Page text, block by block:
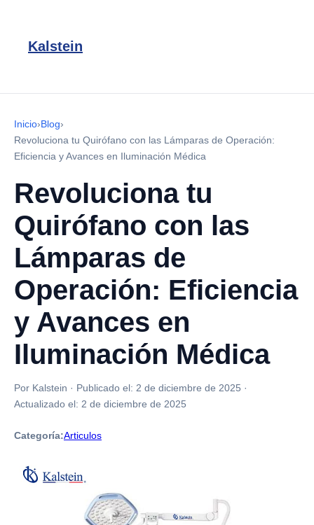
Kalstein
Inicio›Blog›
Revoluciona tu Quirófano con las Lámparas de Operación:
Eficiencia y Avances en Iluminación Médica
Revoluciona tu
Quirófano con las
Lámparas de
Operación: Eficiencia
y Avances en
Iluminación Médica
Por Kalstein · Publicado el: 2 de diciembre de 2025 ·
Actualizado el: 2 de diciembre de 2025
Categoría:Articulos